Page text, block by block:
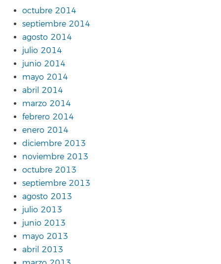
octubre 2014
septiembre 2014
agosto 2014
julio 2014
junio 2014
mayo 2014
abril 2014
marzo 2014
febrero 2014
enero 2014
diciembre 2013
noviembre 2013
octubre 2013
septiembre 2013
agosto 2013
julio 2013
junio 2013
mayo 2013
abril 2013